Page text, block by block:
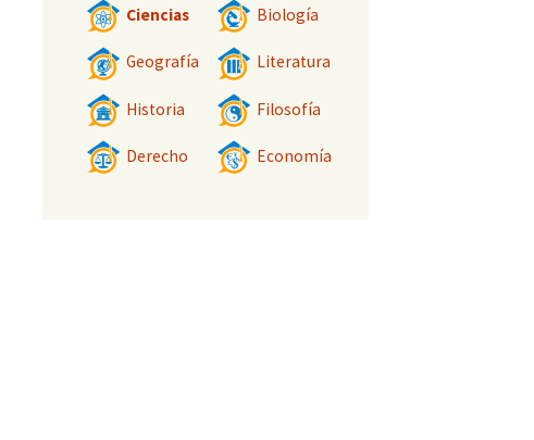
Ciencias Biología
Geografía Literatura
Historia Filosofía
Derecho Economía